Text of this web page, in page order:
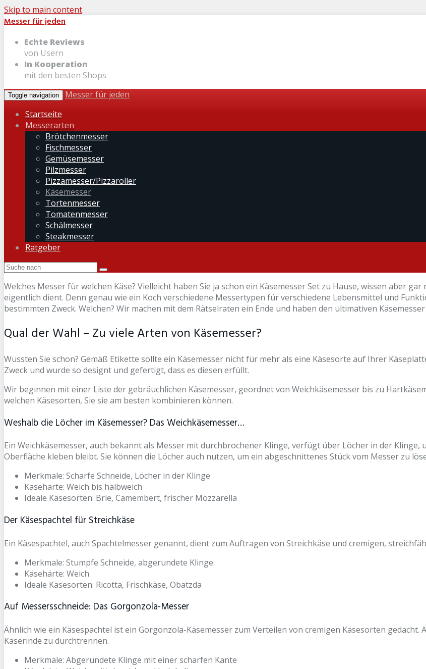
Skip to main content
Messer für jeden
Echte Reviews
von Usern
In Kooperation
mit den besten Shops
Toggle navigation
Messer für jeden
Startseite
Messerarten
Brötchenmesser
Fischmesser
Gemüsemesser
Pilzmesser
Pizzamesser/Pizzaroller
Käsemesser
Tortenmesser
Tomatenmesser
Schälmesser
Steakmesser
Ratgeber
Welches Messer für welchen Käse? Vielleicht haben Sie ja schon ein Käsemesser Set zu Hause, wissen aber
eigentlich dient. Denn genau wie ein Koch verschiedene Messertypen für verschiedene Lebensmittel und
bestimmten Zweck. Welchen? Wir machen mit dem Rätselraten ein Ende und haben den ultimativen
Qual der Wahl – Zu viele Arten von Käsemesser?
Wussten Sie schon? Gemäß Etikette sollte ein Käsemesser nicht für mehr als eine Käsesorte auf Ihrer
Zweck und wurde so designt und gefertigt, dass es diesen erfüllt.
Wir beginnen mit einer Liste der gebräuchlichen Käsemesser, geordnet von Weichkäsemesser bis zu
welchen Käsesorten, Sie sie am besten kombinieren können.
Weshalb die Löcher im Käsemesser? Das Weichkäsemesser…
Ein Weichkäsemesser, auch bekannt als Messer mit durchbrochener Klinge, verfügt über Löcher in der
Oberfläche kleben bleibt. Sie können die Löcher auch nutzen, um ein abgeschnittenes Stück vom Messer zu
Merkmale: Scharfe Schneide, Löcher in der Klinge
Käsehärte: Weich bis halbweich
Ideale Käsesorten: Brie, Camembert, frischer Mozzarella
Der Käsespachtel für Streichkäse
Ein Käsespachtel, auch Spachtelmesser genannt, dient zum Auftragen von Streichkäse und cremigen,
Merkmale: Stumpfe Schneide, abgerundete Klinge
Käsehärte: Weich
Ideale Käsesorten: Ricotta, Frischkäse, Obatzda
Auf Messersschneide: Das Gorgonzola-Messer
Ähnlich wie ein Käsespachtel ist ein Gorgonzola-Käsemesser zum Verteilen von cremigen Käsesorten
Käserinde zu durchtrennen.
Merkmale: Abgerundete Klinge mit einer scharfen Kante